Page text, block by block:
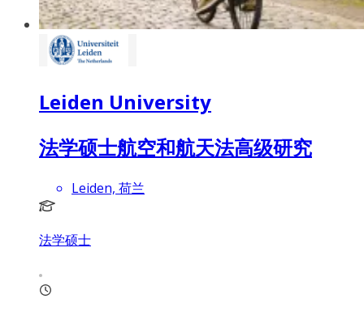
Leiden University
法学硕士航空和航天法高级研究
Leiden, 荷兰
法学硕士